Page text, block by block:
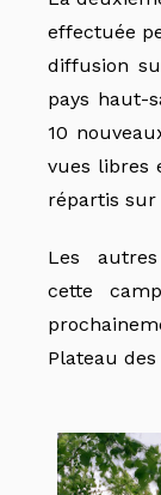
effectuée
diffusion
pays haut-
10
vues libres
répartis sur
Les
cette
Plateau des